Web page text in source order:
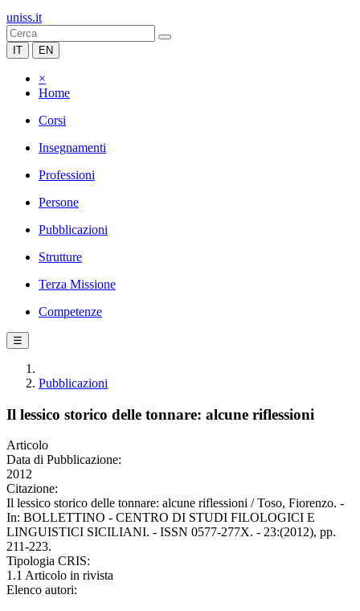
uniss.it
IT EN
×
Home
Corsi
Insegnamenti
Professioni
Persone
Pubblicazioni
Strutture
Terza Missione
Competenze
☰
Pubblicazioni
Il lessico storico delle tonnare: alcune riflessioni
Articolo
Data di Pubblicazione:
2012
Citazione:
Il lessico storico delle tonnare: alcune riflessioni / Toso, Fiorenzo. -
In: BOLLETTINO - CENTRO DI STUDI FILOLOGICI E
LINGUISTICI SICILIANI. - ISSN 0577-277X. - 23:(2012), pp.
211-223.
Tipologia CRIS:
1.1 Articolo in rivista
Elenco autori: